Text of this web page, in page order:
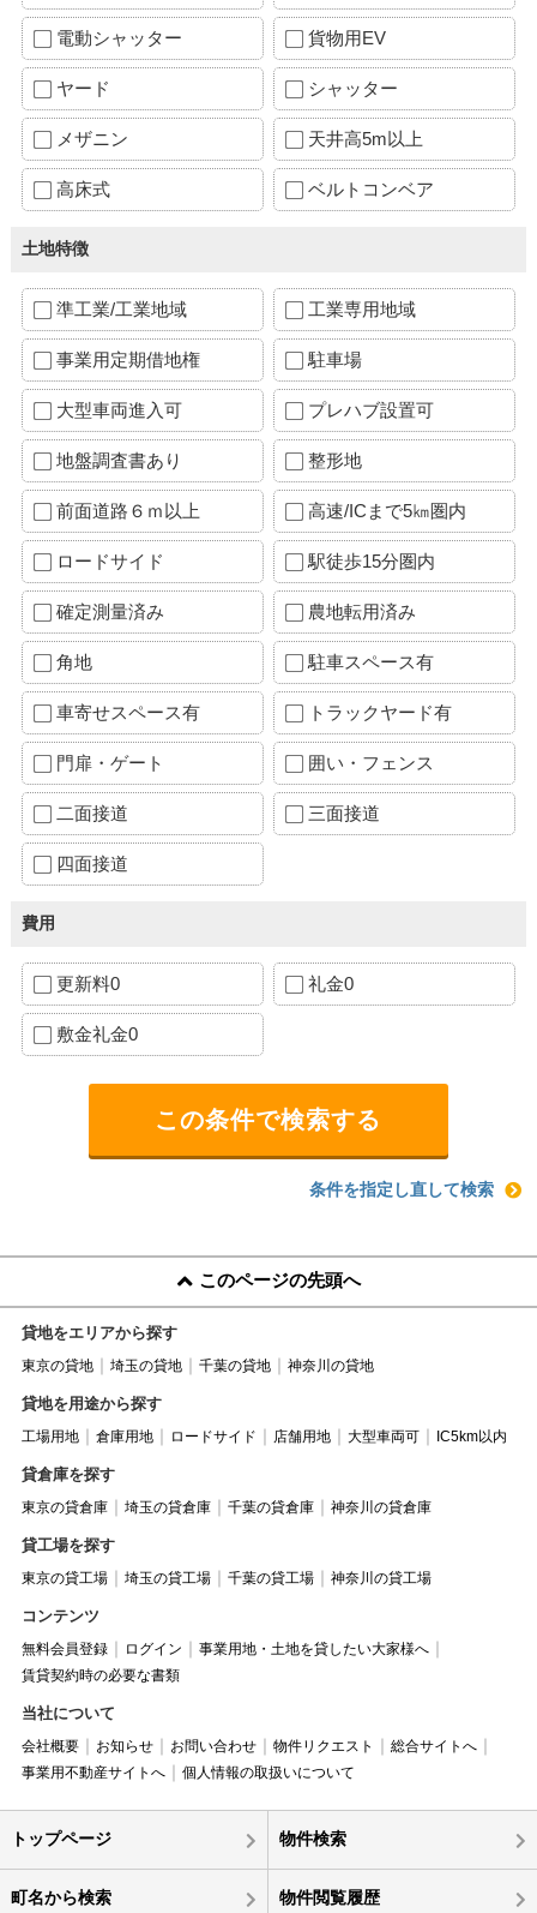
電動シャッター 貨物用EV
ヤード シャッター
メザニン 天井高5m以上
高床式 ベルトコンベア
土地特徴
準工業/工業地域 工業専用地域
事業用定期借地権 駐車場
大型車両進入可 プレハブ設置可
地盤調査書あり 整形地
前面道路６ｍ以上 高速/ICまで5㎞圏内
ロードサイド 駅徒歩15分圏内
確定測量済み 農地転用済み
角地 駐車スペース有
車寄せスペース有 トラックヤード有
門扉・ゲート 囲い・フェンス
二面接道 三面接道
四面接道
費用
更新料0 礼金0
敷金礼金0
条件を指定し直して検索
このページの先頭へ
貸地をエリアから探す
東京の貸地 埼玉の貸地 千葉の貸地 神奈川の貸地
貸地を用途から探す
工場用地 倉庫用地 ロードサイド 店舗用地 大型車両可 IC5km以内
貸倉庫を探す
東京の貸倉庫 埼玉の貸倉庫 千葉の貸倉庫 神奈川の貸倉庫
貸工場を探す
東京の貸工場 埼玉の貸工場 千葉の貸工場 神奈川の貸工場
コンテンツ
無料会員登録 ログイン
事業用地・土地を貸したい大家様へ
賃貸契約時の必要な書類
当社について
会社概要 お知らせ お問い合わせ 物件リクエスト
総合サイトへ
事業用不動産サイトへ
個人情報の取扱いについて
トップページ 物件検索
町名から検索 物件閲覧履歴